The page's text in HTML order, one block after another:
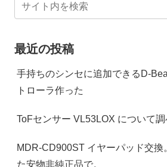
最近の投稿
手持ちのシンセに追加できるD-
トローラ作った
ToFセンサー VL53LOX について調
MDR-CD900ST イヤーパッド交換
た安物非純正品で。